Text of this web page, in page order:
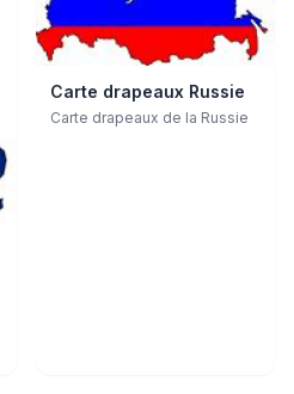
Carte drapeaux Russie
Carte drapeaux de la Russie